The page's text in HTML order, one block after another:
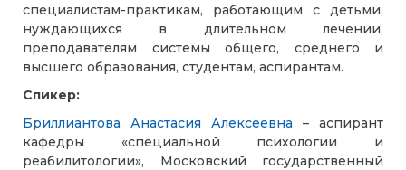
специалистам-практикам, работающим с детьми,
нуждающихся в длительном лечении,
преподавателям системы общего, среднего и
высшего образования, студентам, аспирантам.
Спикер:
Бриллиантова Анастасия Алексеевна
– аспирант
кафедры «специальной психологии и
реабилитологии», Московский государственный